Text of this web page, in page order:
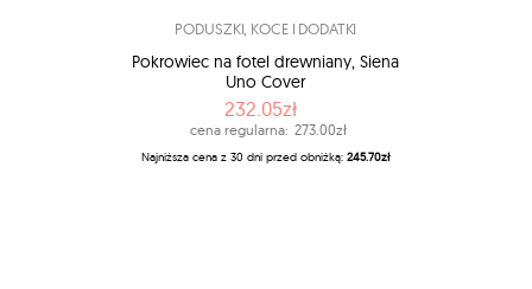
PODUSZKI, KOCE I DODATKI
Pokrowiec na fotel drewniany, Siena
Uno Cover
232.05zł
cena regularna: 273.00zł
Najniższa cena z 30 dni przed obniżką: 245.70zł